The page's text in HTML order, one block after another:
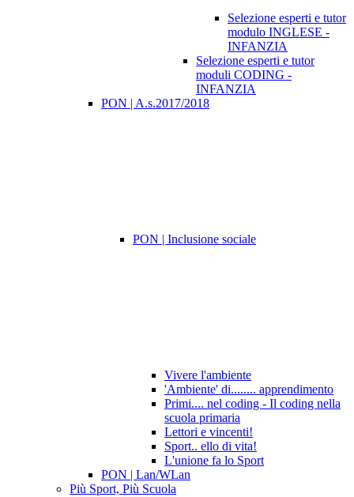
Selezione esperti e tutor
modulo INGLESE -
INFANZIA
Selezione esperti e tutor
moduli CODING -
INFANZIA
PON | A.s.2017/2018
PON | Inclusione sociale
Vivere l'ambiente
'Ambiente' di........ apprendimento
Primi.... nel coding - Il coding nella
scuola primaria
Lettori e vincenti!
Sport.. ello di vita!
L'unione fa lo Sport
PON | Lan/WLan
Più Sport, Più Scuola